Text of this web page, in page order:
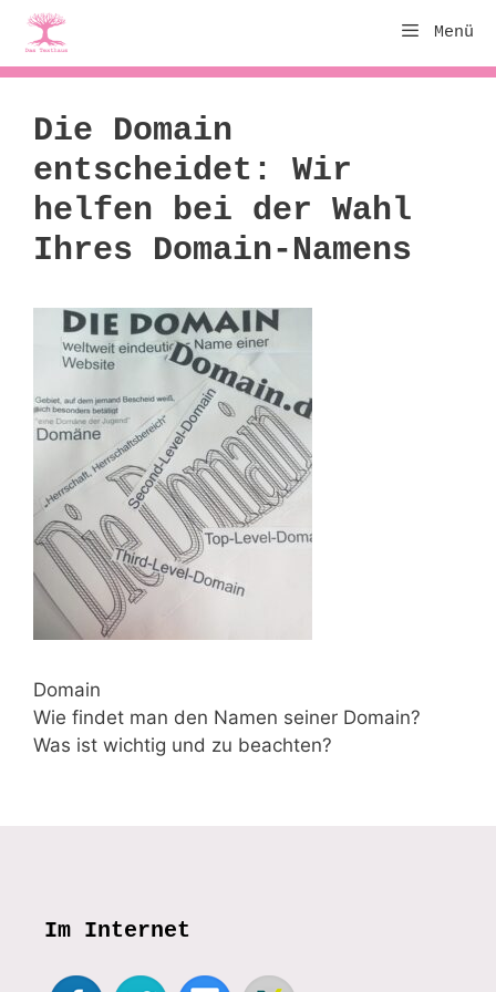
Zum
Inhalt
springen
Menü
Die Domain
entscheidet: Wir
helfen bei der Wahl
Ihres Domain-Namens
Domain
Wie findet man den Namen seiner Domain?
Was ist wichtig und zu beachten?
Im Internet